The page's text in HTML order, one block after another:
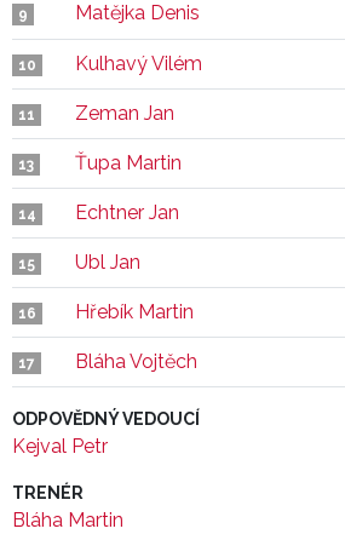
9 Matějka Denis
10 Kulhavý Vilém
11 Zeman Jan
13 Ťupa Martin
14 Echtner Jan
15 Ubl Jan
16 Hřebík Martin
17 Bláha Vojtěch
ODPOVĚDNÝ VEDOUCÍ
Kejval Petr
TRENÉR
Bláha Martin